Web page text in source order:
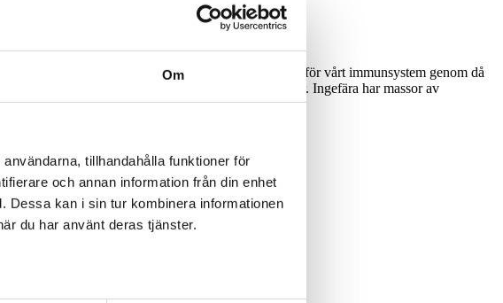
Om
tillhandahålla funktioner för
och annan information från din enhet
Dessa kan i sin tur kombinera informationen
du har använt deras tjänster.
en mix av färgglada grönsaker som är bra för vårt immunsystem genom då
minska inflammation och innehåller antioxidanter. Ingefära har massor av